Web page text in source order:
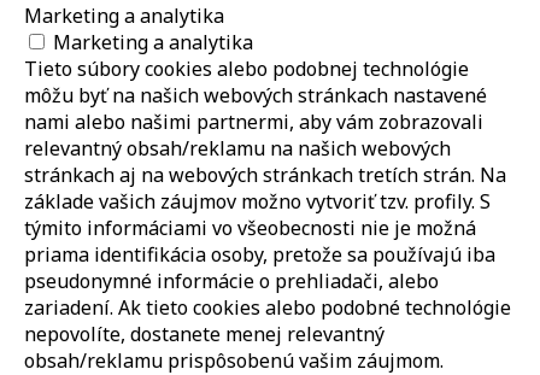
Marketing a analytika
Marketing a analytika
Tieto súbory cookies alebo podobnej technológie
môžu byť na našich webových stránkach nastavené
nami alebo našimi partnermi, aby vám zobrazovali
relevantný obsah/reklamu na našich webových
stránkach aj na webových stránkach tretích strán. Na
základe vašich záujmov možno vytvoriť tzv. profily. S
týmito informáciami vo všeobecnosti nie je možná
priama identifikácia osoby, pretože sa používajú iba
pseudonymné informácie o prehliadači, alebo
zariadení. Ak tieto cookies alebo podobné technológie
nepovolíte, dostanete menej relevantný
obsah/reklamu prispôsobenú vašim záujmom.